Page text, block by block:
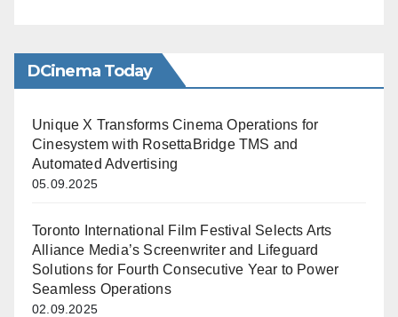
DCinema Today
Unique X Transforms Cinema Operations for
Cinesystem with RosettaBridge TMS and
Automated Advertising
05.09.2025
Toronto International Film Festival Selects Arts
Alliance Media’s Screenwriter and Lifeguard
Solutions for Fourth Consecutive Year to Power
Seamless Operations
02.09.2025